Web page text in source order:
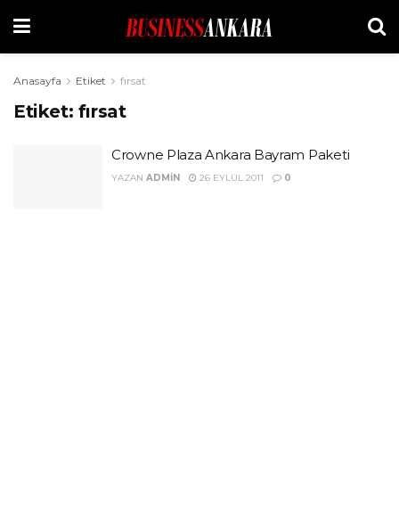
Anasayfa Etiket fırsat
Etiket: fırsat
Crowne Plaza Ankara Bayram Paketi
YAZAN ADMIN 26 EYLÜL 2011 0